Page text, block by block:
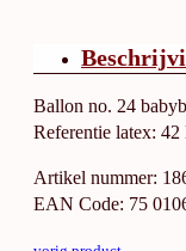
Ballon no. 24
Referentie latex: 42
Artikel nummer:
EAN Code: 75